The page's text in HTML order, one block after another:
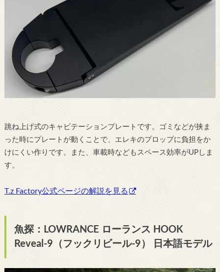
跳ね上げ式のキャビテーションプレートです。ゴミなどが挟ま
った時にプレートが動くことで、エレキのプロップに負担をか
けにくい作りです。また、車載時などもスペース効率がUPしま
す。
T.z Factory公式ページの解説を見る
魚探：LOWRANCE ローランス HOOK
Reveal-9（フックリビール-9） 日本語モデル